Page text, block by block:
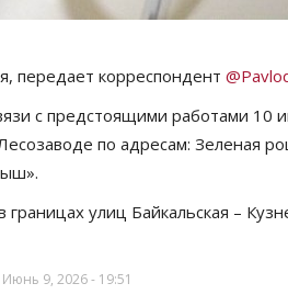
передает корреспондент
с предстоящими работами 10
по адресам: Зеленая
улиц Байкальская –
9, 2026 - 19:51